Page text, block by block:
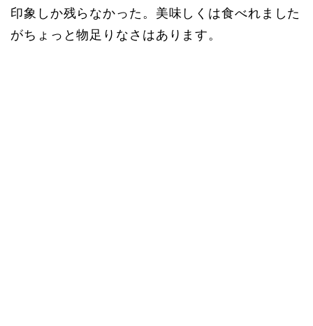
印象しか残らなかった。美味しくは食べれました
がちょっと物足りなさはあります。